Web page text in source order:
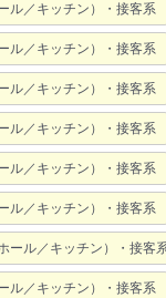
ル／キッチン）・接客系
ル／キッチン）・接客系
ル／キッチン）・接客系
ル／キッチン）・接客系
ル／キッチン）・接客系
ル／キッチン）・接客系
ール／キッチン）・接客
ル／キッチン）・接客系